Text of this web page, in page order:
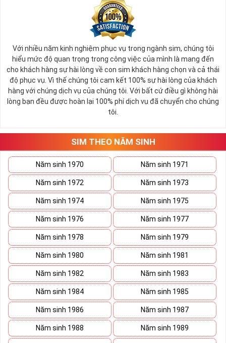
Ý nghĩa sim tứ quý 2
Theo quan niệm phong thủy
Số 2 tượng trưng cho sự cân bằng, hài hòa của âm dương và đất
trời. Sự cân bằng này giúp cho mọi việc đều thuận lợi và mang lại
nhiều may mắn trong cuộc sống và kinh doanh.
Số 2 còn biểu trưng cho lòng tốt, sự ổn định và tính hai mặt của
mọi vấn đề. Số 2 giúp cho họ có được sự lựa chọn, để đưa ra
những hướng giải quyết đúng đắn nhắt.
tứ 2 cùng xuất hiện trong một dãy số sim càng giúp cho ý nghĩa
sim tứ quýtăng lên gấp bội. Sở hữu sim Tứ Quý 2 giúp khích lệ tinh
thần người sở hữu là không sợ bất cứ điều gì mà hãy cứ làm thì
mọi điều tốt đẹp và may mắn ắt sẽ đến.
Lợi ích sim Tứ Quý 2 mang lại là gì?
Với nhiều năm kinh nghiệm phục vụ trong ngành sim, chúng tôi
hiểu mức độ quan trọng trong công việc của mình là mang đến
cho khách hàng sự hài lòng về con sim khách hàng chọn và cả thái
độ phục vụ. Vì thế chúng tôi cam kết 100% sự hài lòng của khách
hàng với chúng dịch vụ của chúng tôi. Với bất cứ điều gì không hài
lòng bạn đều được hoàn lại 100% phí dịch vụ đã chuyển cho chúng
tôi.
SIM THEO NĂM SINH
Năm sinh 1970 Năm sinh 1971
Năm sinh 1972 Năm sinh 1973
Năm sinh 1974 Năm sinh 1975
Năm sinh 1976 Năm sinh 1977
Năm sinh 1978 Năm sinh 1979
Năm sinh 1980 Năm sinh 1981
Năm sinh 1982 Năm sinh 1983
Năm sinh 1984 Năm sinh 1985
Năm sinh 1986 Năm sinh 1987
Năm sinh 1988 Năm sinh 1989